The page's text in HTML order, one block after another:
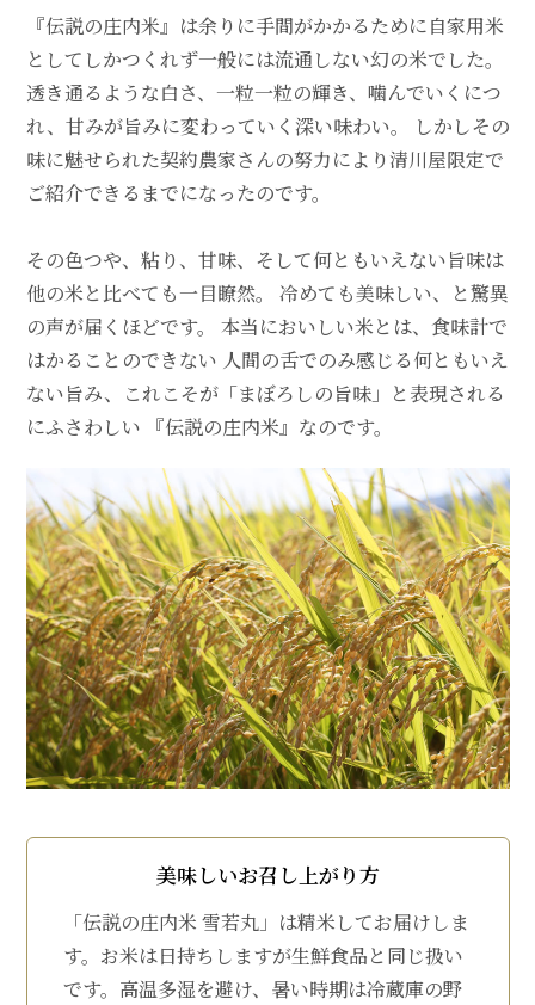
『伝説の庄内米』は余りに手間がかかるために自家用米
としてしかつくれず一般には流通しない幻の米でした。
透き通るような白さ、一粒一粒の輝き、噛んでいくにつ
れ、甘みが旨みに変わっていく深い味わい。 しかしその
味に魅せられた契約農家さんの努力により清川屋限定で
ご紹介できるまでになったのです。
その色つや、粘り、甘味、そして何ともいえない旨味は
他の米と比べても一目瞭然。 冷めても美味しい、と驚異
の声が届くほどです。 本当においしい米とは、食味計で
はかることのできない 人間の舌でのみ感じる何ともいえ
ない旨み、これこそが「まぼろしの旨味」と表現される
にふさわしい 『伝説の庄内米』なのです。
美味しいお召し上がり方
「伝説の庄内米 雪若丸」は精米してお届けしま
す。お米は日持ちしますが生鮮食品と同じ扱い
です。高温多湿を避け、暑い時期は冷蔵庫の野